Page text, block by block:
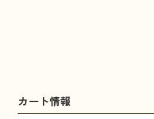
カート情報